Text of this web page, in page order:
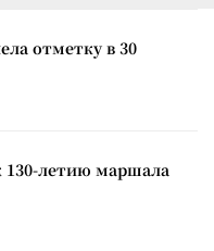
отметку в 30
130-летию маршала